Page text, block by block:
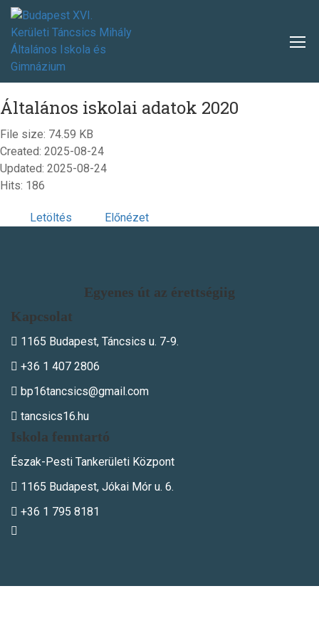
Általános iskolai adatok 2020
File size: 74.59 KB
Created: 2025-08-24
Updated: 2025-08-24
Hits: 186
Letöltés Előnézet
Egyenes út az érettségiig
Kapcsolat
1165 Budapest, Táncsics u. 7-9.
+36 1 407 2806
bp16tancsics@gmail.com
tancsics16.hu
Iskola fenntartó
Észak-Pesti Tankerületi Központ
1165 Budapest, Jókai Mór u. 6.
+36 1 795 8181